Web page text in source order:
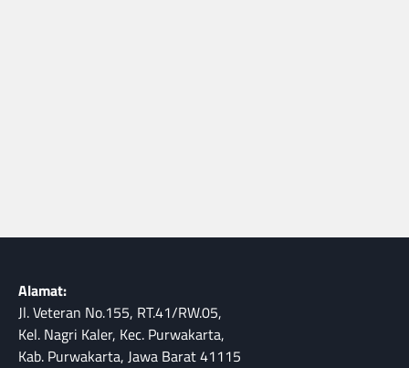
Alamat:
Jl. Veteran No.155, RT.41/RW.05,
Kel. Nagri Kaler, Kec. Purwakarta,
Kab. Purwakarta, Jawa Barat 41115